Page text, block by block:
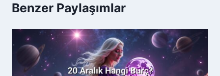
Benzer Paylaşımlar